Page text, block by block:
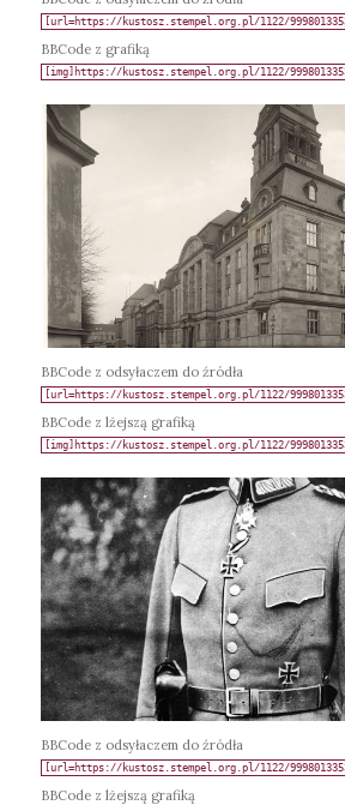
BBCode z grafiką
BBCode z odsyłaczem do źródła
BBCode z lżejszą grafiką
BBCode z odsyłaczem do źródła
BBCode z lżejszą grafiką